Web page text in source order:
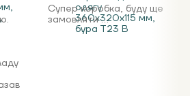
одягу
360х320х115 мм,
бура Т23 В
Супер коробка, буду ще
замовляти ...